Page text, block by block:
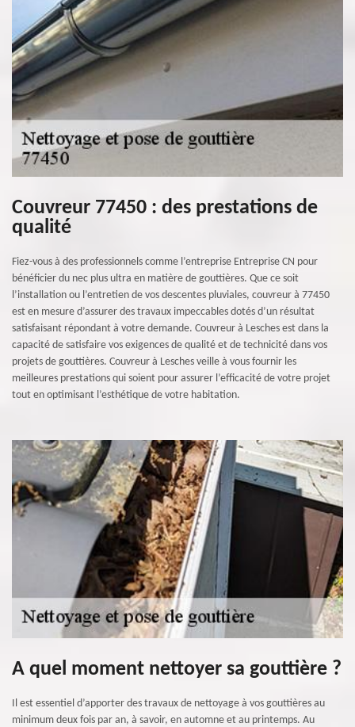
Couvreur 77450 : des prestations de
qualité
Fiez-vous à des professionnels comme l’entreprise Entreprise CN pour
bénéficier du nec plus ultra en matière de gouttières. Que ce soit
l’installation ou l’entretien de vos descentes pluviales, couvreur à 77450
est en mesure d’assurer des travaux impeccables dotés d’un résultat
satisfaisant répondant à votre demande. Couvreur à Lesches est dans la
capacité de satisfaire vos exigences de qualité et de technicité dans vos
projets de gouttières. Couvreur à Lesches veille à vous fournir les
meilleures prestations qui soient pour assurer l’efficacité de votre projet
tout en optimisant l’esthétique de votre habitation.
A quel moment nettoyer sa gouttière ?
Il est essentiel d’apporter des travaux de nettoyage à vos gouttières au
minimum deux fois par an, à savoir, en automne et au printemps. Au